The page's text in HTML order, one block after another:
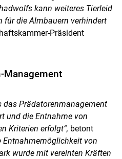
content
kann weiteres Tierleid
für die Almbauern verhindert
Präsident
Management
das Prädatorenmanagement
und die Entnahme von
Kriterien erfolgt“, betont
Entnahmemöglichkeit von
wurde mit vereinten Kräften